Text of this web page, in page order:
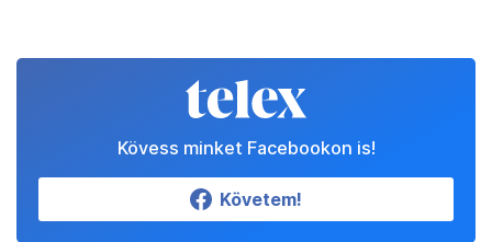
Kövess minket Facebookon is!
Követem!